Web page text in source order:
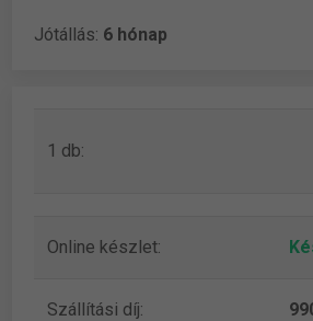
Jótállás: 6 hónap
1 db:
Online készlet:
Szállítási díj: